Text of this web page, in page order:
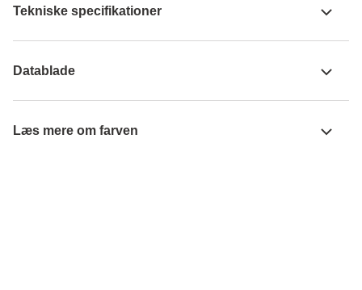
Tekniske specifikationer
Datablade
Læs mere om farven